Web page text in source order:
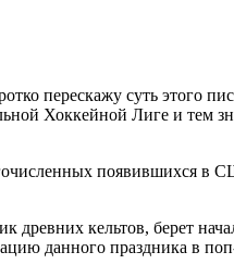
перескажу суть этого
Хоккейной Лиге и тем
появившихся в
древних кельтов, берет
данного праздника в